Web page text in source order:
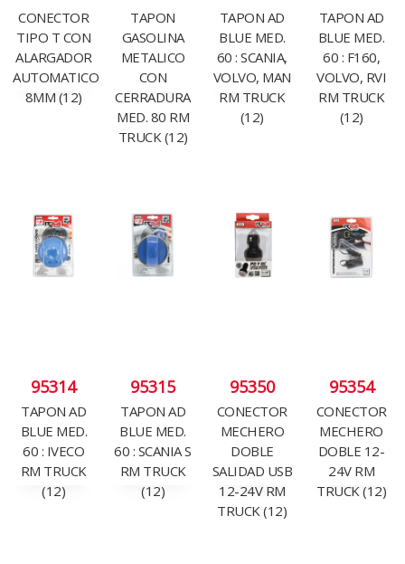
CONECTOR
TIPO T CON
ALARGADOR
AUTOMATICO
8MM (12)
TAPON
GASOLINA
METALICO
CON
CERRADURA
MED. 80 RM
TRUCK (12)
TAPON AD
BLUE MED.
60 : SCANIA,
VOLVO, MAN
RM TRUCK
(12)
TAPON AD
BLUE MED.
60 : F160,
VOLVO, RVI
RM TRUCK
(12)
95314
TAPON AD
BLUE MED.
60 : IVECO
RM TRUCK
(12)
95315
TAPON AD
BLUE MED.
60 : SCANIA S
RM TRUCK
(12)
95350
CONECTOR
MECHERO
DOBLE
SALIDAD USB
12-24V RM
TRUCK (12)
95354
CONECTOR
MECHERO
DOBLE 12-
24V RM
TRUCK (12)